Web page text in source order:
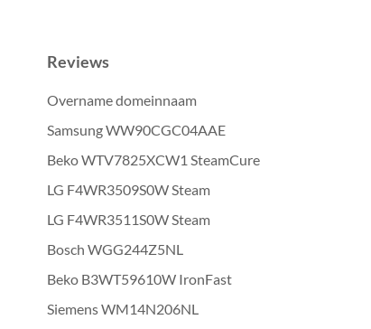
Reviews
Overname domeinnaam
Samsung WW90CGC04AAE
Beko WTV7825XCW1 SteamCure
LG F4WR3509S0W Steam
LG F4WR3511S0W Steam
Bosch WGG244Z5NL
Beko B3WT59610W IronFast
Siemens WM14N206NL